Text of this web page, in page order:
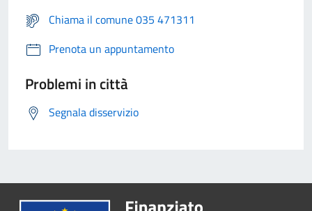
Chiama il comune 035 471311
Prenota un appuntamento
Problemi in città
Segnala disservizio